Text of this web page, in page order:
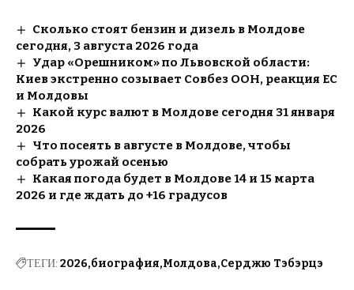
Сколько стоят бензин и дизель в Молдове
сегодня, 3 августа 2026 года
Удар «Орешником» по Львовской области:
Киев экстренно созывает Совбез ООН, реакция ЕС
и Молдовы
Какой курс валют в Молдове сегодня 31 января
2026
Что посеять в августе в Молдове, чтобы
собрать урожай осенью
Какая погода будет в Молдове 14 и 15 марта
2026 и где ждать до +16 градусов
ТЕГИ:2026 биография Молдова Серджю Тэбэрцэ